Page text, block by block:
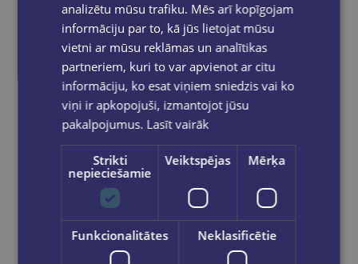
ROBERTS T. KIJOSAKI
€18.95
analizētu mūsu trafiku. Mēs arī kopīgojam
informāciju par to, kā jūs lietojat mūsu
vietni ar mūsu reklāmas un analītikas
partneriem, kuri to var apvienot ar citu
informāciju, ko esat viņiem sniedzis vai ko
viņi ir apkopojuši, izmantojot jūsu
pakalpojumus. Lasīt vairāk
Strikti
nepieciešamie
Veiktspējas Mērķa
Funkcionalitātes Neklasificētie